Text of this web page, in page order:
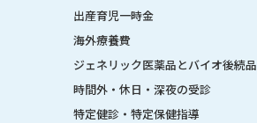
出産育児一時金
海外療養費
ジェネリック医薬品とバイオ後続品
時間外・休日・深夜の受診
特定健診・特定保健指導